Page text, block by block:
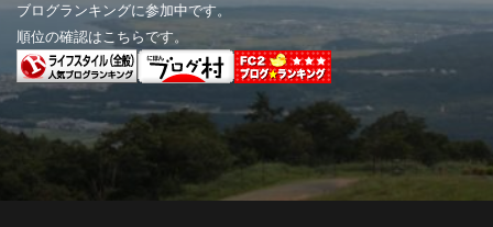
ブログランキングに参加中です。
順位の確認はこちらです。